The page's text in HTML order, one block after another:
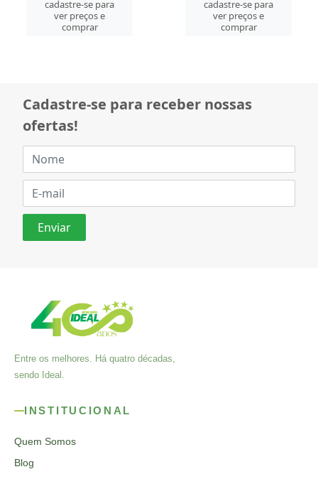
cadastre-se para
ver preços e
comprar
cadastre-se para
ver preços e
comprar
Cadastre-se para receber nossas
ofertas!
Entre os melhores. Há quatro décadas,
sendo Ideal.
INSTITUCIONAL
Quem Somos
Blog